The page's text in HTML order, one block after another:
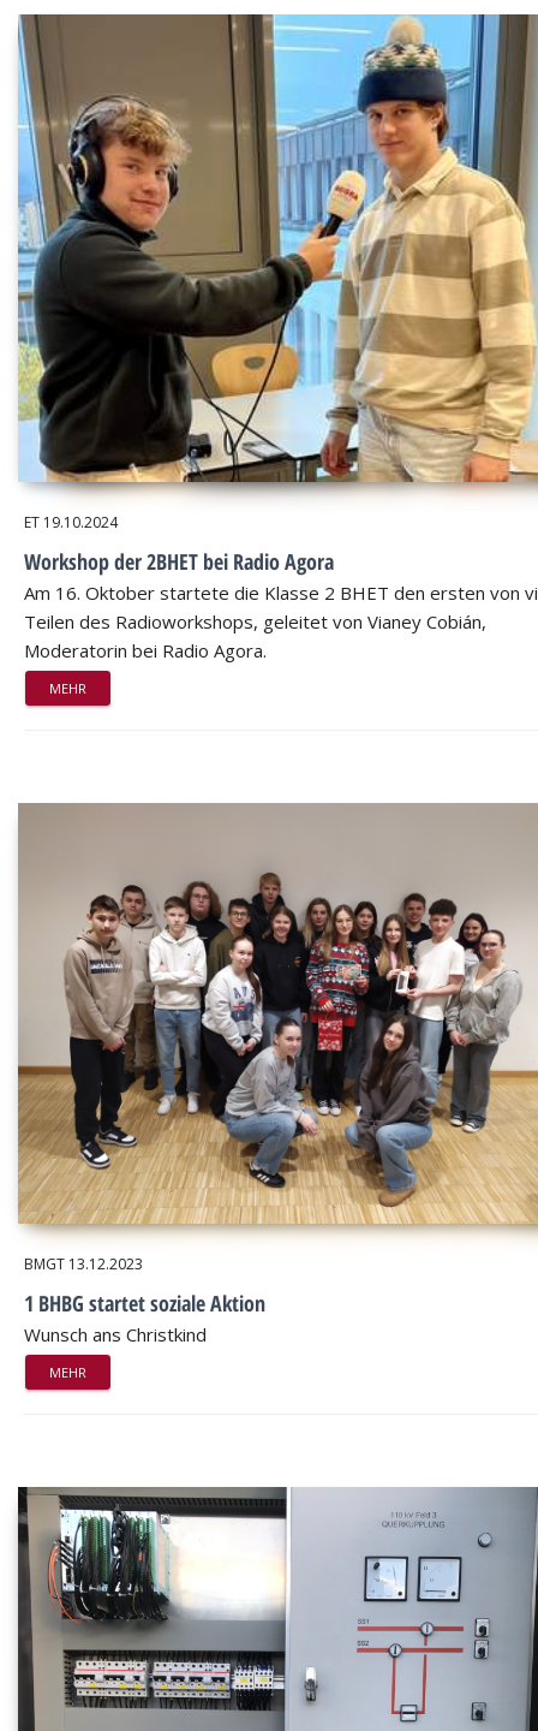
ET 19.10.2024
Workshop der 2BHET bei Radio Agora
Am 16. Oktober startete die Klasse 2 BHET den ersten von
Teilen des Radioworkshops, geleitet von Vianey Cobián,
Moderatorin bei Radio Agora.
MEHR
BMGT 13.12.2023
1 BHBG startet soziale Aktion
Wunsch ans Christkind
MEHR